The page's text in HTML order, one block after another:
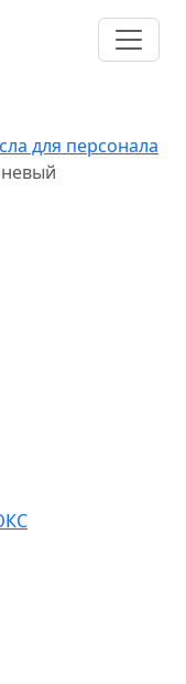
для персонала